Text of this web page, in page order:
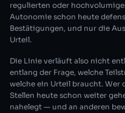
regulierten oder
Autonomie schon heute
Bestätigungen, und nur die
Urteil.
Die Linie verläuft also nicht
entlang der Frage, welche
welche ein Urteil braucht. Wer
Stellen heute schon weiter
nahelegt — und an anderen